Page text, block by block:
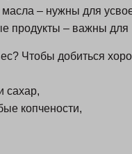
масла – нужны для
продукты – важны
Чтобы добиться
сахар,
копчености,